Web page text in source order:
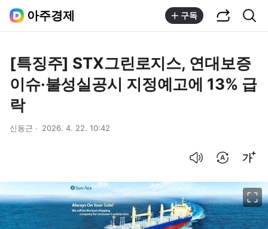
아주경제 구독
[특징주] STX그린로지스, 연대보증
이슈·불성실공시 지정예고에 13% 급
락
신동근 2026. 4. 22. 10:42